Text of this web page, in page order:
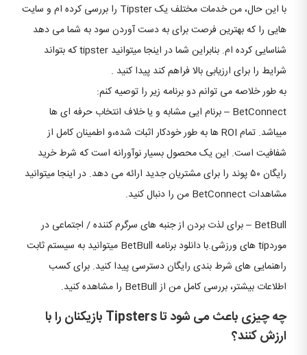
با این حال، من خدمات مختلف یک Tipster را بررسی کرده ام و سایت
هایی را که بهترین فرصت برای به دست آوردن سود به شما می دهد
شناسایی کرده ام. بنابراین شما در اینجا میتوانید tipster که بتواند
شرایط را برای ارزیابی بالا فراهم کند پیدا کنید .
به طور خلاصه می توانم دو برنامه زیر را توصیه کنم:
BetConnect – برنام ایی مشابه و یا خلاف انتخاب حرفه ای ها
میباشد. تمام ROI ها به طور خودکار اثبات شده،و اطمینان کامل از
شفافیت است. این یک محصول بسیار نوآورانه است که شرط خرید
رایگان ۵۰ پوند را برای مشتریان جدید ارائه می دهد. در اینجا میتوانید
مشاهدات BetConnect من را دنبال کنید.
BetBull – برای لذت بردن از جنبه های سرگرم کننده / اجتماعی در
موردtip های ورزشی.با دانلود برنامه BetBull میتوانید به سیستم ثابت
راهنمایی های شرط بندی رایگان دسترسی پیدا کنید. برای کسب
اطلاعات بیشتر، بررسی کامل من از BetBull را مشاهده کنید.
چه چیزی باعث می شود تا Tipsters بازیکنان را با
ارزش کنند؟